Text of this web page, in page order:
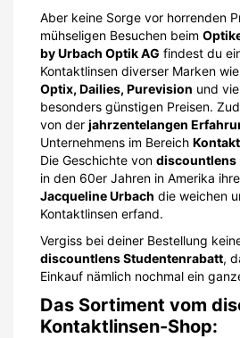
Aber keine Sorge vor horrenden
mühseligen Besuchen beim
by Urbach Optik AG findest du
Kontaktlinsen diverser Marken wie
Optix, Dailies, Purevision und
besonders günstigen Preisen.
von der jahrzentelangen
Unternehmens im Bereich
Die Geschichte von discountlens
in den 60er Jahren in Amerika
Jacqueline Urbach die weichen
Kontaktlinsen erfand.
Vergiss bei deiner Bestellung
discountlens Studentenrabatt,
Einkauf nämlich nochmal ein
Das Sortiment vom
Kontaktlinsen-Shop: